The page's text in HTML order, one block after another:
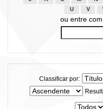
U
V
ou entre
Classificar por: